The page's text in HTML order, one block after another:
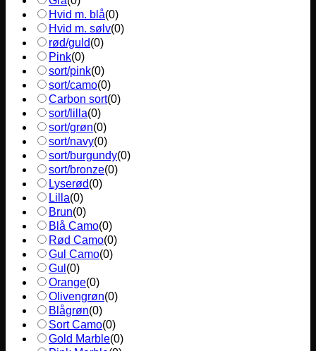
Hvid m. blå(0)
Hvid m. sølv(0)
rød/guld(0)
Pink(0)
sort/pink(0)
sort/camo(0)
Carbon sort(0)
sort/lilla(0)
sort/grøn(0)
sort/navy(0)
sort/burgundy(0)
sort/bronze(0)
Lyserød(0)
Lilla(0)
Brun(0)
Blå Camo(0)
Rød Camo(0)
Gul Camo(0)
Gul (0)
Orange(0)
Olivengrøn(0)
Blågrøn(0)
Sort Camo(0)
Gold Marble(0)